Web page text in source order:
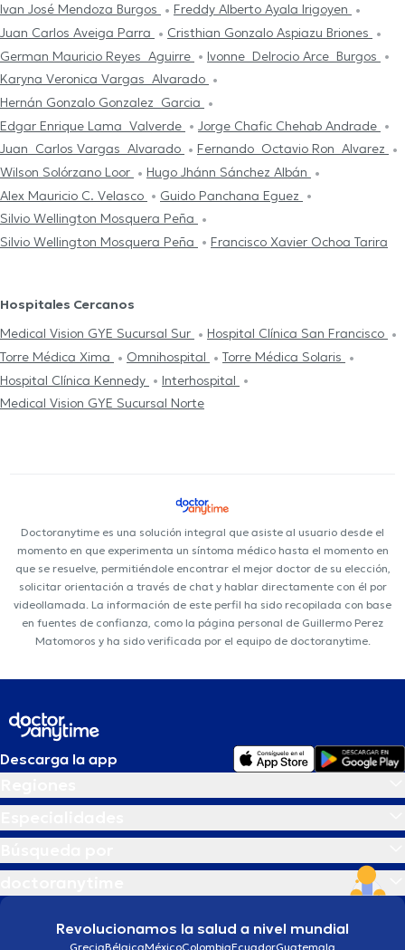
Ivan José Mendoza Burgos
Freddy Alberto Ayala Irigoyen
Juan Carlos Aveiga Parra
Cristhian Gonzalo Aspiazu Briones
German Mauricio Reyes Aguirre
Ivonne Delrocio Arce Burgos
Karyna Veronica Vargas Alvarado
Hernán Gonzalo Gonzalez Garcia
Edgar Enrique Lama Valverde
Jorge Chafic Chehab Andrade
Juan Carlos Vargas Alvarado
Fernando Octavio Ron Alvarez
Wilson Solórzano Loor
Hugo Jhánn Sánchez Albán
Alex Mauricio C. Velasco
Guido Panchana Eguez
Silvio Wellington Mosquera Peña
Silvio Wellington Mosquera Peña
Francisco Xavier Ochoa Tarira
Hospitales Cercanos
Medical Vision GYE Sucursal Sur
Hospital Clínica San Francisco
Torre Médica Xima
Omnihospital
Torre Médica Solaris
Hospital Clínica Kennedy
Interhospital
Medical Vision GYE Sucursal Norte
Doctoranytime es una solución integral que asiste al usuario desde el
momento en que experimenta un síntoma médico hasta el momento en
que se resuelve, permitiéndole encontrar el mejor doctor de su elección,
solicitar orientación a través de chat y hablar directamente con él por
videollamada. La información de este perfil ha sido recopilada con base
en fuentes de confianza, como la página personal de Guillermo Perez
Matomoros y ha sido verificada por el equipo de doctoranytime.
Descarga la app
Revolucionamos la salud a nivel mundial
GreciaBélgicaMéxicoColombiaEcuadorGuatemala